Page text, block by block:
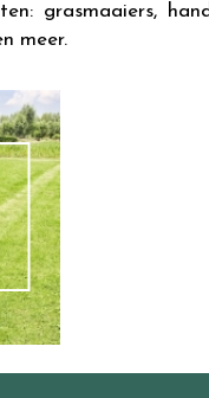
grasmaaiers,
meer.